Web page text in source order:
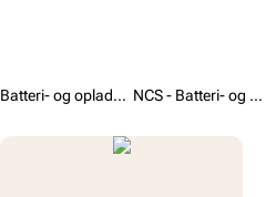
Batteri- og opladersæt / NCS - Batteri- og opladersæt